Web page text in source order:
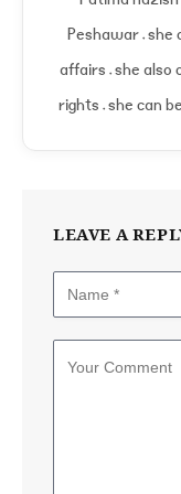
Peshawar . she
affairs . she also
rights . she can
LEAVE A